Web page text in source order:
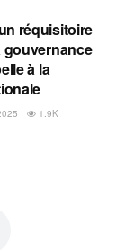
réquisitoire
gouvernance
à la
1.9K